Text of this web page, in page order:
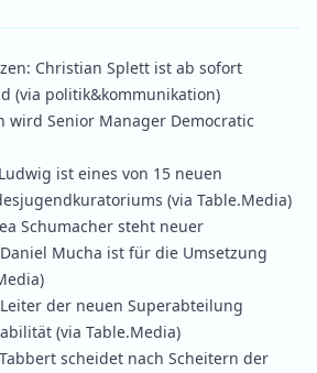
Christian Splett ist ab sofort
(via politik&kommunikation)
wird Senior Manager Democratic
ist eines von 15 neuen
(via Table.Media)
Schumacher steht neuer
Mucha ist für die Umsetzung
der neuen Superabteilung
(via Table.Media)
scheidet nach Scheitern der